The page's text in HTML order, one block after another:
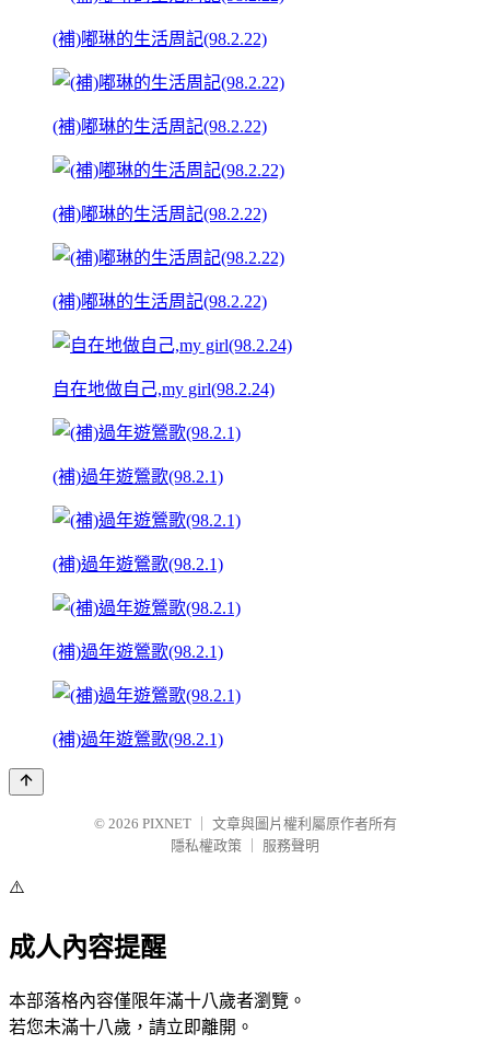
(補)嘟琳的生活周記(98.2.22)
(補)嘟琳的生活周記(98.2.22)
(補)嘟琳的生活周記(98.2.22)
(補)嘟琳的生活周記(98.2.22)
自在地做自己,my girl(98.2.24)
(補)過年遊鶯歌(98.2.1)
(補)過年遊鶯歌(98.2.1)
(補)過年遊鶯歌(98.2.1)
(補)過年遊鶯歌(98.2.1)
© 2026 PIXNET
文章與圖片權利屬原作者所有
隱私權政策
服務聲明
⚠️
成人內容提醒
本部落格內容僅限年滿十八歲者瀏覽。
若您未滿十八歲，請立即離開。